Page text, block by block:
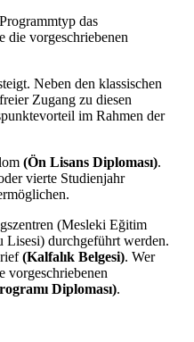
das
die vorgeschriebenen
Neben den klassischen
Zugang zu diesen
im Rahmen der
(Ön Lisans Diploması).
vierte Studienjahr
(Mesleki Eğitim
Lisesi) durchgeführt werden.
(Kalfalık Belgesi). Wer
vorgeschriebenen
Diploması).